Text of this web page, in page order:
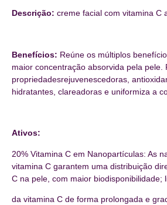
Descrição: creme facial com vitamina C
Benefícios: Reúne os múltiplos
maior concentração absorvida pela pele.
propriedadesrejuvenescedoras,
hidratantes, clareadoras e uniformiza a
Ativos:
20% Vitamina C em Nanopartículas: As
vitamina C garantem uma distribuição
C na pele, com maior biodisponibilidade;
da vitamina C de forma prolongada e